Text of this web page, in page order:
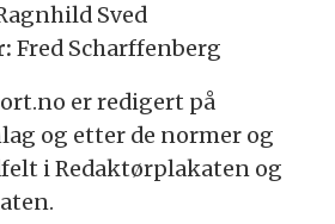
Sved
Fred Scharffenberg
er redigert på
og etter de normer og
i Redaktørplakaten og